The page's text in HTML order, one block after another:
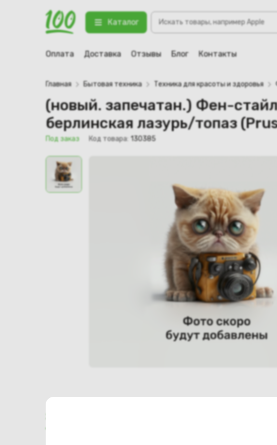
Каталог
товаров
Оплата Доставка Отзывы Блог Контакты
(новый. запечатан.) Фен-стайлер Dyson Airwrap
Blue/Topaz Orange)
123 Под заказ
Главная Бытовая техника Техника для красоты и здоровья
(новый. запечатан.) Фен-
берлинская лазурь/топаз
Под заказ Код товара: 130385